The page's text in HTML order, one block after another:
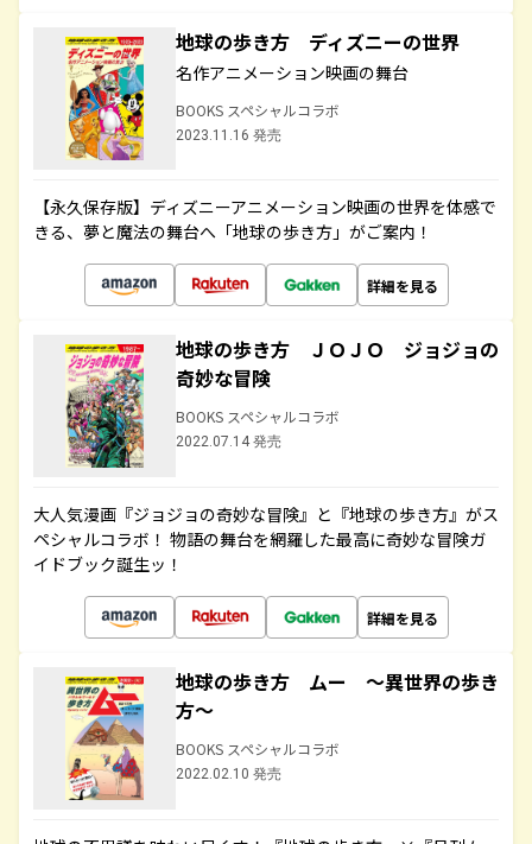
地球の歩き方 ディズニーの世界
名作アニメーション映画の舞台
BOOKS スペシャルコラボ
2023.11.16 発売
【永久保存版】ディズニーアニメーション映画の世界を体感で
きる、夢と魔法の舞台へ「地球の歩き方」がご案内！
詳細を見る
地球の歩き方 ＪＯＪＯ ジョジョの
奇妙な冒険
BOOKS スペシャルコラボ
2022.07.14 発売
大人気漫画『ジョジョの奇妙な冒険』と『地球の歩き方』がス
ペシャルコラボ！ 物語の舞台を網羅した最高に奇妙な冒険ガ
イドブック誕生ッ！
詳細を見る
地球の歩き方 ムー ～異世界の歩き
方～
BOOKS スペシャルコラボ
2022.02.10 発売